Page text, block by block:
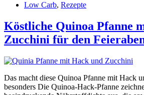
Low Carb, Rezepte
Köstliche Quinoa Pfanne
Zucchini für den
Das macht diese Quinoa Pfanne mit Hack
besonders Die Quinoa-Hack-Pfanne